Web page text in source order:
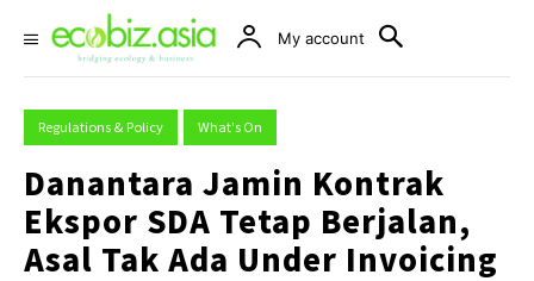
My account
Regulations & Policy What's On
Danantara Jamin Kontrak
Ekspor SDA Tetap Berjalan,
Asal Tak Ada Under Invoicing